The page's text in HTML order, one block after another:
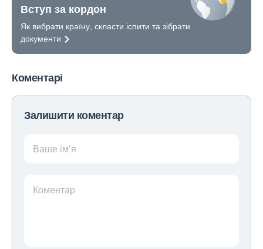
Вступ за кордон
Як вибрати країну, скласти іспити та зібрати
документи
Коментарі
Залишити коментар
Ваше ім’я
Коментар